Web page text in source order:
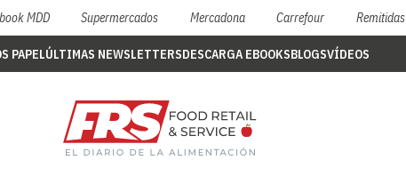
MDD Supermercados Mercadona Carrefour Remitidas
PAPELÚLTIMAS NEWSLETTERSDESCARGA EBOOKSBLOGSVÍDEOS